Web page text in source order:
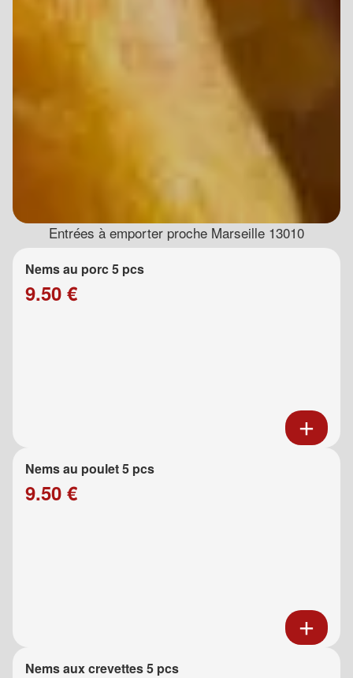
Entrées à emporter proche Marseille 13010
Nems au porc 5 pcs
9.50 €
Nems au poulet 5 pcs
9.50 €
Nems aux crevettes 5 pcs